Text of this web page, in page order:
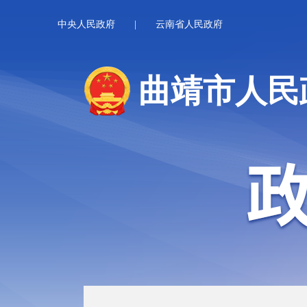
中央人民政府 云南省人民政府
曲靖市人